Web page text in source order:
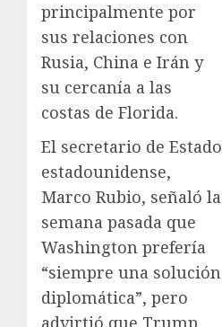
principalmente por
sus relaciones con
Rusia, China e Irán y
su cercanía a las
costas de Florida.
El secretario de Estado
estadounidense,
Marco Rubio, señaló la
semana pasada que
Washington prefería
“siempre una solución
diplomática”, pero